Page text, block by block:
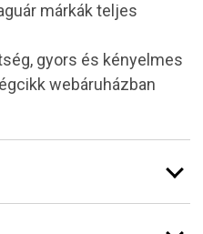
márkák teljes
gyors és kényelmes
webáruházban